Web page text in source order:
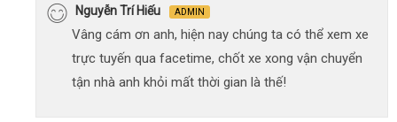
Nguyễn Trí Hiếu ADMIN
Vâng cám ơn anh, hiện nay chúng ta có thể xem xe
trực tuyến qua facetime, chốt xe xong vận chuyển
tận nhà anh khỏi mất thời gian là thế!